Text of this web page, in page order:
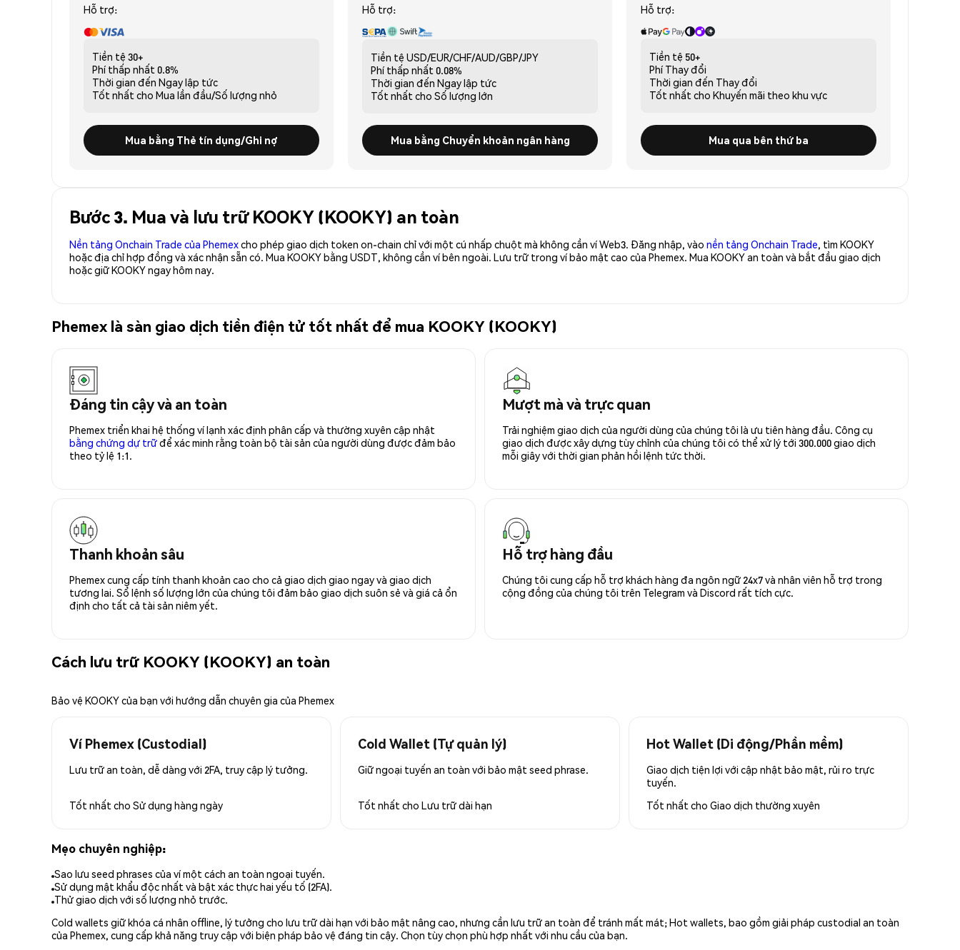
Hỗ trợ:
Tiền tệ 30+
Phí thấp nhất 0.8%
Thời gian đến Ngay lập tức
Tốt nhất cho Mua lần đầu/Số lượng nhỏ
Mua bằng Thẻ tín dụng/Ghi nợ
Hỗ trợ:
Tiền tệ USD/EUR/CHF/AUD/GBP/JPY
Phí thấp nhất 0.08%
Thời gian đến Ngay lập tức
Tốt nhất cho Số lượng lớn
Mua bằng Chuyển khoản ngân hàng
Hỗ trợ:
Tiền tệ 50+
Phí Thay đổi
Thời gian đến Thay đổi
Tốt nhất cho Khuyến mãi theo khu vực
Mua qua bên thứ ba
Bước 3. Mua và lưu trữ KOOKY (KOOKY) an toàn
Nền tảng Onchain Trade của Phemexcho phép giao dịch token on-chain chỉ với một cú nhấp chuột mà không cần ví Web3. Đăng nhập, vào nền tảng Onchain Trade, tìm KOOKY
hoặc địa chỉ hợp đồng và xác nhận sẵn có. Mua KOOKY bằng USDT, không cần ví bên ngoài. Lưu trữ trong ví bảo mật cao của Phemex. Mua KOOKY an toàn và bắt đầu giao dịch
hoặc giữ KOOKY ngay hôm nay.
Phemex là sàn giao dịch tiền điện tử tốt nhất để mua KOOKY (KOOKY)
Đáng tin cậy và an toàn
Phemex triển khai hệ thống ví lạnh xác định phân cấp và thường xuyên cập nhật
bằng chứng dự trữđể xác minh rằng toàn bộ tài sản của người dùng được đảm bảo
theo tỷ lệ 1:1.
Mượt mà và trực quan
Trải nghiệm giao dịch của người dùng của chúng tôi là ưu tiên hàng đầu. Công cụ
giao dịch được xây dựng tùy chỉnh của chúng tôi có thể xử lý tới 300.000 giao dịch
mỗi giây với thời gian phản hồi lệnh tức thời.
Thanh khoản sâu
Phemex cung cấp tính thanh khoản cao cho cả giao dịch giao ngay và giao dịch
tương lai. Sổ lệnh số lượng lớn của chúng tôi đảm bảo giao dịch suôn sẻ và giá cả ổn
định cho tất cả tài sản niêm yết.
Hỗ trợ hàng đầu
Chúng tôi cung cấp hỗ trợ khách hàng đa ngôn ngữ 24x7 và nhân viên hỗ trợ trong
cộng đồng của chúng tôi trên Telegram và Discord rất tích cực.
Cách lưu trữ KOOKY (KOOKY) an toàn
Bảo vệ KOOKY của bạn với hướng dẫn chuyên gia của Phemex
Ví Phemex (Custodial)
Lưu trữ an toàn, dễ dàng với 2FA, truy cập lý tưởng.
Tốt nhất cho Sử dụng hàng ngày
Cold Wallet (Tự quản lý)
Giữ ngoại tuyến an toàn với bảo mật seed phrase.
Tốt nhất cho Lưu trữ dài hạn
Hot Wallet (Di động/Phần mềm)
Giao dịch tiện lợi với cập nhật bảo mật, rủi ro trực
tuyến.
Tốt nhất cho Giao dịch thường xuyên
Mẹo chuyên nghiệp:
Sao lưu seed phrases của ví một cách an toàn ngoại tuyến.
Sử dụng mật khẩu độc nhất và bật xác thực hai yếu tố (2FA).
Thử giao dịch với số lượng nhỏ trước.
Cold wallets giữ khóa cá nhân offline, lý tưởng cho lưu trữ dài hạn với bảo mật nâng cao, nhưng cần lưu trữ an toàn để tránh mất mát; Hot wallets, bao gồm giải pháp custodial an toàn
của Phemex, cung cấp khả năng truy cập với biện pháp bảo vệ đáng tin cậy. Chọn tùy chọn phù hợp nhất với nhu cầu của bạn.